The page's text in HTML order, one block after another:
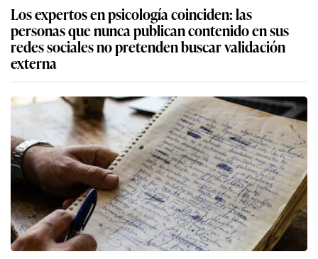
Los expertos en psicología coinciden: las
personas que nunca publican contenido en sus
redes sociales no pretenden buscar validación
externa